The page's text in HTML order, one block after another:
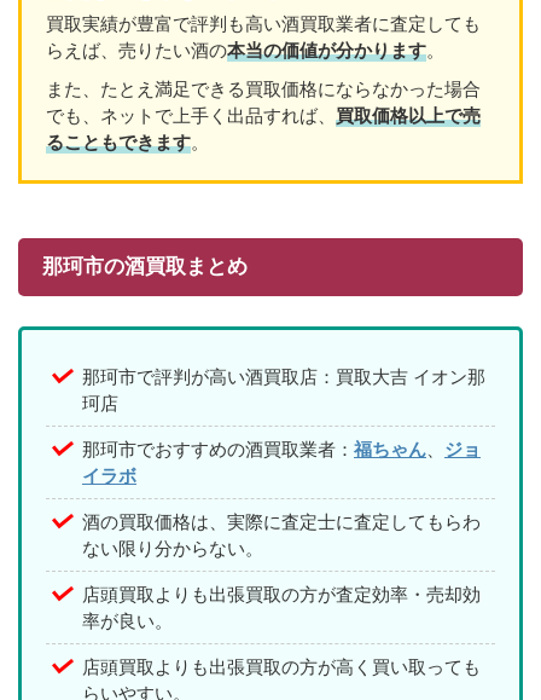
買取実績が豊富で評判も高い酒買取業者に査定しても
らえば、売りたい酒の本当の価値が分かります。
また、たとえ満足できる買取価格にならなかった場合
でも、ネットで上手く出品すれば、 買取価格以上で売
ることもできます。
那珂市の酒買取まとめ
那珂市で評判が高い酒買取店：買取大吉 イオン那
珂店
那珂市でおすすめの酒買取業者： 福ちゃん
ジョ
イラボ
酒の買取価格は、実際に査定士に査定してもらわ
ない限り分からない。
店頭買取よりも出張買取の方が査定効率・売却効
率が良い。
店頭買取よりも出張買取の方が高く買い取っても
らいやすい。